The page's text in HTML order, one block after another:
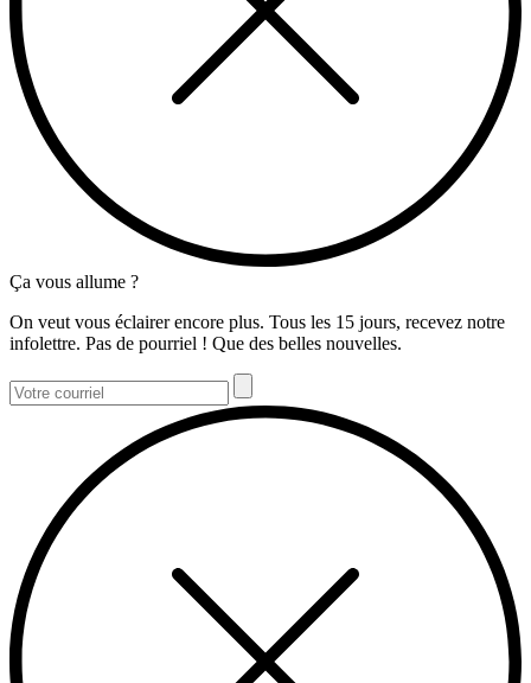
Ça vous allume ?
On veut vous éclairer encore plus. Tous les 15 jours, recevez notre
infolettre. Pas de pourriel ! Que des belles nouvelles.